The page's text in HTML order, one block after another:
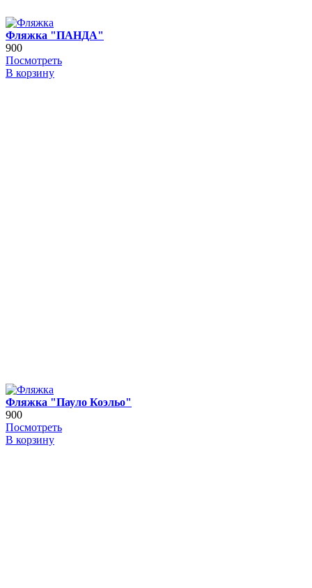
Фляжка "ПАНДА"
900
Посмотреть
В корзину
Фляжка "Пауло Коэльо"
900
Посмотреть
В корзину